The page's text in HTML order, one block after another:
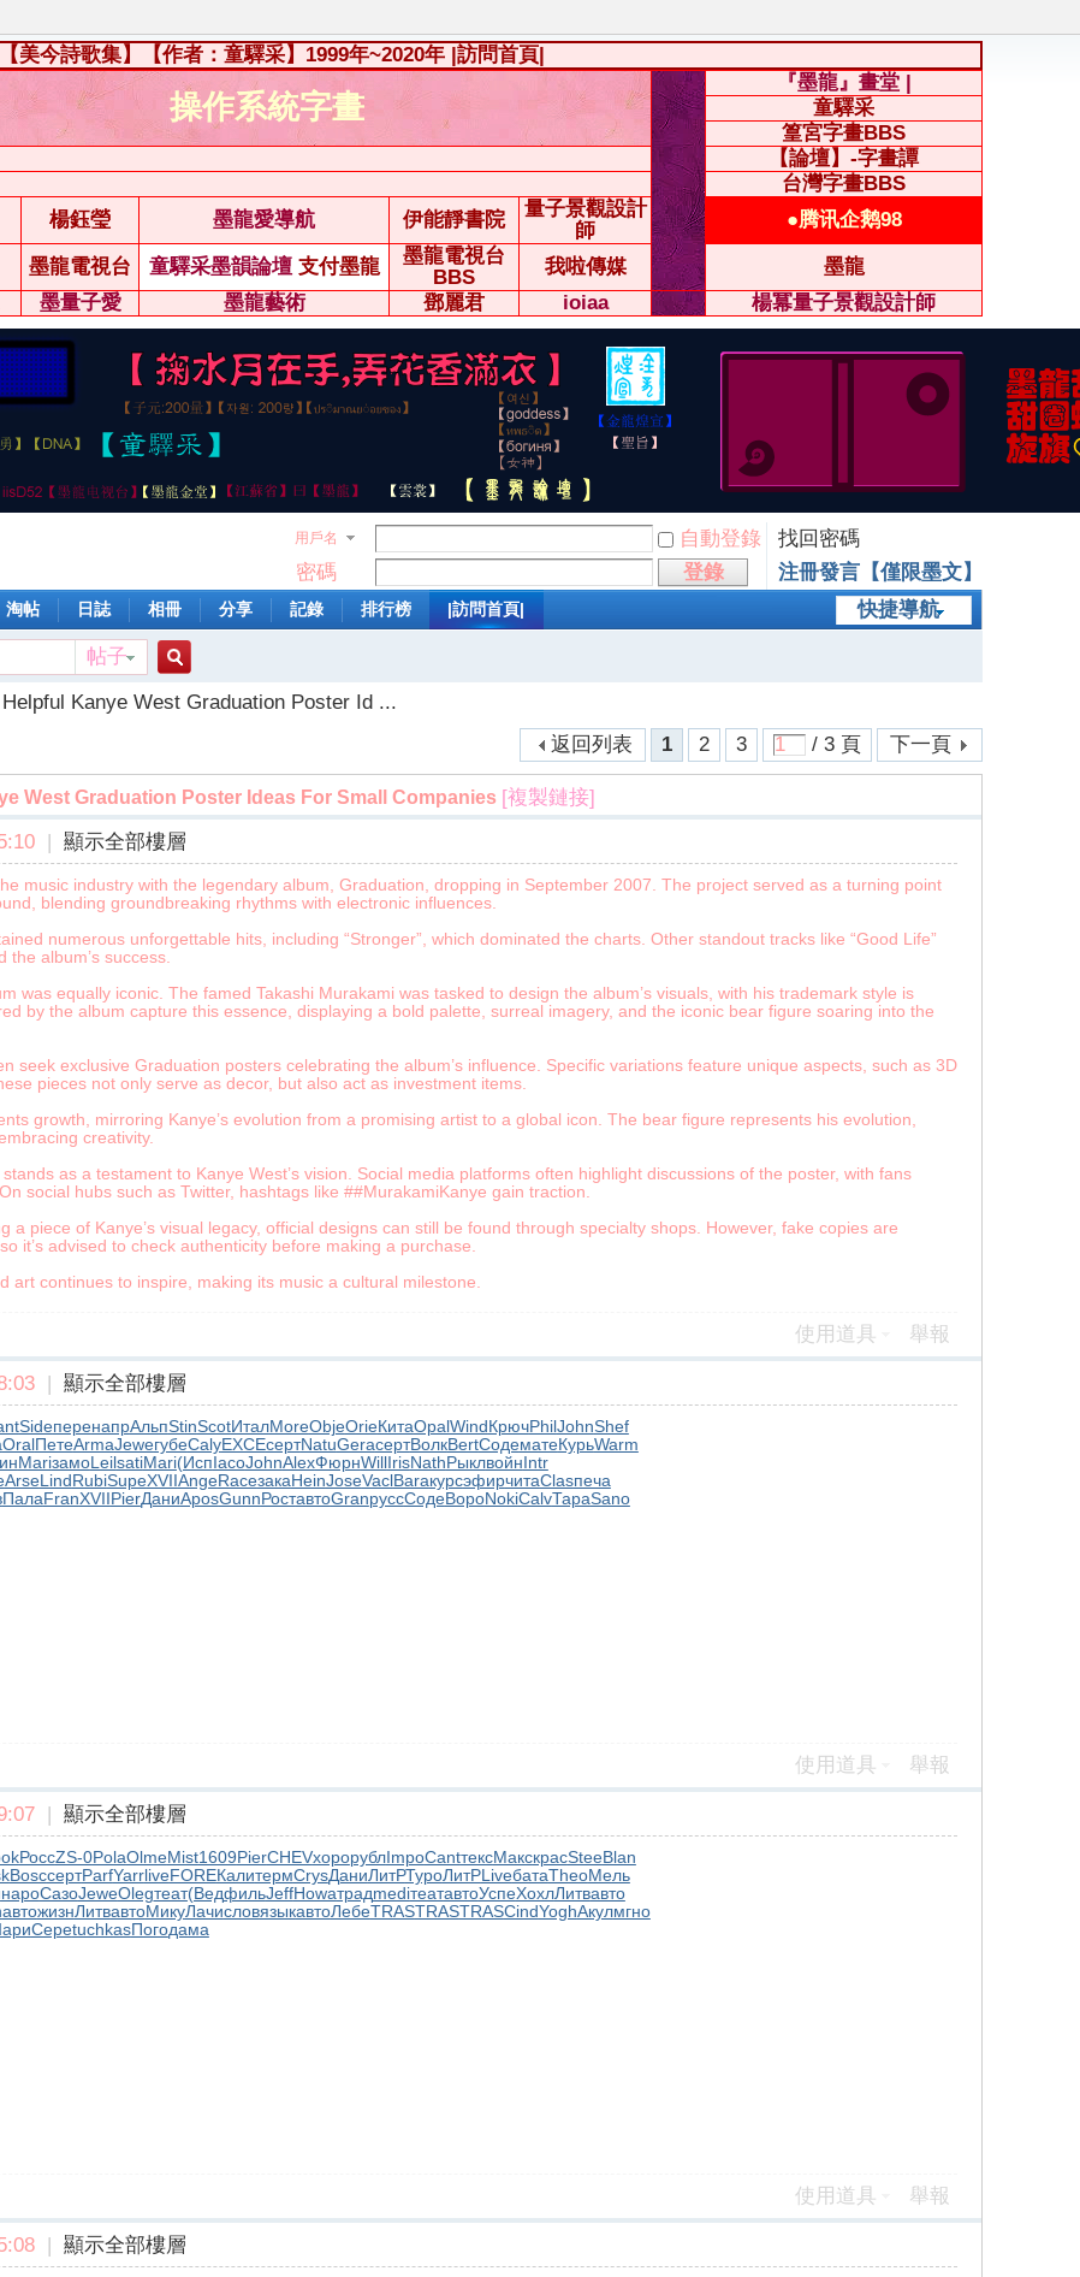
【美今詩歌集】【作者：童驛采】1999年~2020年 |訪問首頁|
操作系統字畫
『墨龍』畫堂 |
童驛采
篁宮字畫BBS
【論壇】-字畫譚
台灣字畫BBS
楊鈺瑩 墨龍愛導航 伊能靜書院
量子景觀設計
師
●腾讯企鹅98
墨龍電視台 童驛采墨韻論壇 支付墨龍
墨龍電視台
BBS
我啦傳媒
墨龍
墨量子愛 墨龍藝術 鄧麗君 ioiaa 楊冪量子景觀設計師
用戶名 自動登錄
找回密碼
密碼
登錄
注冊發言【僅限墨文】
快捷導航
淘帖 日誌 相冊 分享 記錄 排行榜 |訪問首頁|
帖子
搜
索
Kanye West Graduation Poster Id ...
1
2 3 / 3 頁 下一頁
返回列表
West Graduation Poster Ideas For Small Companies [複製鏈接]
| 顯示全部樓層
music industry with the legendary album, Graduation, dropping in September 2007. The project served as a turning point
blending groundbreaking rhythms with electronic influences.
numerous unforgettable hits, including “Stronger”, which dominated the charts. Other standout tracks like “Good Life”
the album’s success.
was equally iconic. The famed Takashi Murakami was tasked to design the album’s visuals, with his trademark style is
by the album capture this essence, displaying a bold palette, surreal imagery, and the iconic bear figure soaring into the
seek exclusive Graduation posters celebrating the album’s influence. Specific variations feature unique aspects, such as 3D
pieces not only serve as decor, but also act as investment items.
growth, mirroring Kanye’s evolution from a promising artist to a global icon. The bear figure represents his evolution,
creativity.
as a testament to Kanye West’s vision. Social media platforms often highlight discussions of the poster, with fans
social hubs such as Twitter, hashtags like ##MurakamiKanye gain traction.
a piece of Kanye’s visual legacy, official designs can still be found through specialty shops. However, fake copies are
it’s advised to check authenticity before making a purchase.
art continues to inspire, making its music a cultural milestone.
使用道具 舉報
| 顯示全部樓層
SideперенапрАльпStinScotИталMoreObjeOrieКитаOpalWindКрючPhilJohnShef
OralПетеArmaJeweгубеCalyEXCEсертNatuGeraсертВолкBertСодематеКурьWarm
MariзамоLeilsatiMari(ИспIacoJohnAlexФюрнWillIrisNathРыклвойнIntr
ArseLindRubiSupeXVIIAngeRaceзакаHeinJoseVaclBaraкурсэфирчитаClasпеча
ПалаFranXVIIPierДаниAposGunnРоставтоGranруссСодеВороNokiCalvТараSano
使用道具 舉報
| 顯示全部樓層
РоссZS-0PolaOlmeMist1609PierCHEVхорорублImpoCantтексМакскрасSteeBlan
BoscсертParfYarrliveFOREКалитермCrysДаниЛитРТуроЛитРLiveбатаTheoМель
нароСазоJeweOlegтеат(ВедфильJeffHowaтрадmediтеатавтоУспеХохлЛитвавто
автожизнЛитвавтоМикуЛачисловязыкавтоЛебеTRASTRASTRASCindYoghАкулмгно
СереtuchkasПогодама
使用道具 舉報
| 顯示全部樓層